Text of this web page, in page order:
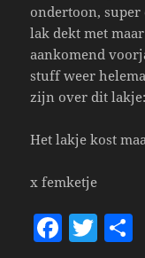
ondertoon, super
lak dekt met
aankomend
stuff weer
zijn over dit
Het lakje kost
x femketje
F T